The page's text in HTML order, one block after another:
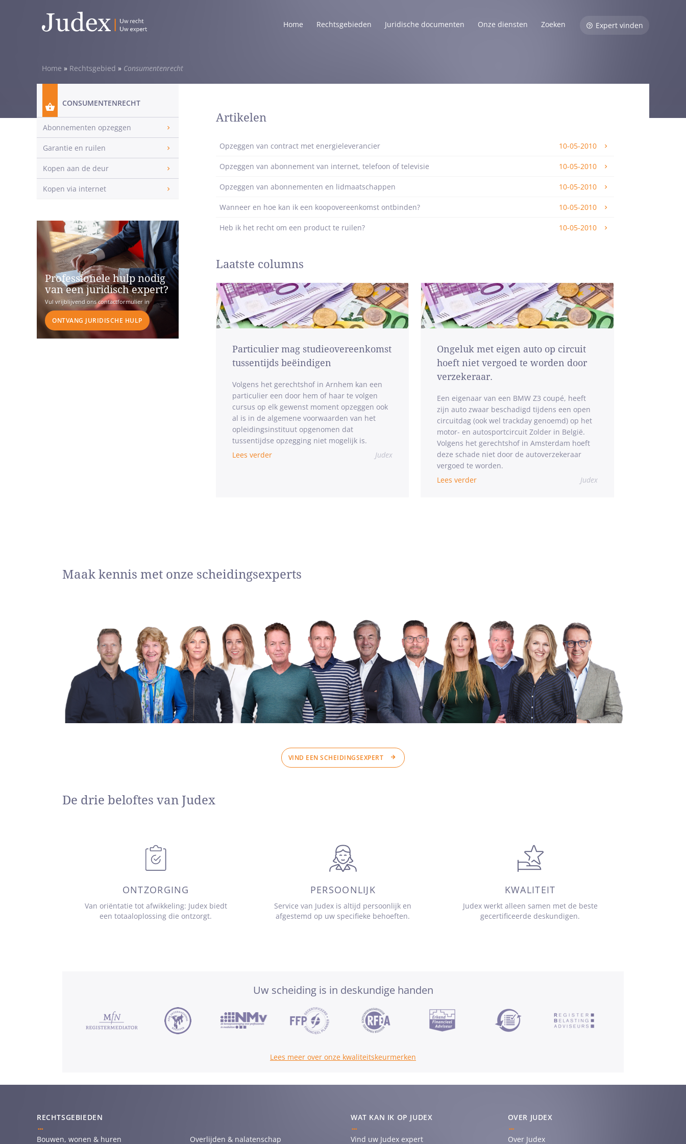
Home Rechtsgebieden Juridische documenten Onze diensten Zoeken Expert vinden
Home » Rechtsgebied » Consumentenrecht
Artikelen
Opzeggen van contract met energieleverancier 10-05-2010
Opzeggen van abonnement van internet, telefoon of televisie 10-05-2010
Opzeggen van abonnementen en lidmaatschappen 10-05-2010
Wanneer en hoe kan ik een koopovereenkomst ontbinden? 10-05-2010
Heb ik het recht om een product te ruilen? 10-05-2010
Laatste columns
Particulier mag studieovereenkomst
tussentijds beëindigen
Volgens het gerechtshof in Arnhem kan een
particulier een door hem of haar te volgen
cursus op elk gewenst moment opzeggen ook
al is in de algemene voorwaarden van het
opleidingsinstituut opgenomen dat
tussentijdse opzegging niet mogelijk is.
Lees verder
Judex
Ongeluk met eigen auto op circuit
hoeft niet vergoed te worden door
verzekeraar.
Een eigenaar van een BMW Z3 coupé, heeft
zijn auto zwaar beschadigd tijdens een open
circuitdag (ook wel trackday genoemd) op het
motor- en autosportcircuit Zolder in België.
Volgens het gerechtshof in Amsterdam hoeft
deze schade niet door de autoverzekeraar
vergoed te worden.
Lees verder
Judex
CONSUMENTENRECHT
Abonnementen opzeggen
Garantie en ruilen
Kopen aan de deur
Kopen via internet
Professionele hulp nodig
van een juridisch expert?
Vul vrijblijvend ons contactformulier in
ONTVANG JURIDISCHE HULP
Maak kennis met onze scheidingsexperts
VIND EEN SCHEIDINGSEXPERT
De drie beloftes van Judex
ONTZORGING
Van oriëntatie tot afwikkeling: Judex biedt
een totaaloplossing die ontzorgt.
PERSOONLIJK
Service van Judex is altijd persoonlijk en
afgestemd op uw specifieke behoeften.
KWALITEIT
Judex werkt alleen samen met de beste
gecertificeerde deskundigen.
Uw scheiding is in deskundige handen
Lees meer over onze kwaliteitskeurmerken
RECHTSGEBIEDEN
Bouwen, wonen & huren Overlijden & nalatenschap
WAT KAN IK OP JUDEX
Vind uw Judex expert
OVER JUDEX
Over Judex